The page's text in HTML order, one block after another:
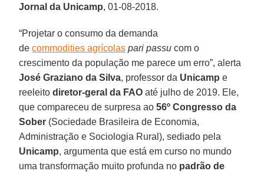
Jornal da Unicamp, 01-08-2018.
“Projetar o consumo da demanda
decommodities agrícolas pari passucom o
crescimento da população me parece um erro”, alerta
José Graziano da Silva, professor da Unicamp e
reeleitodiretor-geral da FAO até julho de 2019. Ele,
que compareceu de surpresa ao56º Congresso da
Sober (Sociedade Brasileira de Economia,
Administração e Sociologia Rural), sediado pela
Unicamp, argumenta que está em curso no mundo
uma transformação muito profunda no padrão de